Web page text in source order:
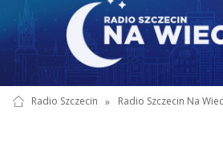
Radio Szczecin » Radio Szczecin Na